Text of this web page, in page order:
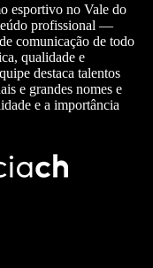
esportivo no Vale do
profissional —
comunicação de todo
qualidade e
destaca talentos
e grandes nomes e
e a importância